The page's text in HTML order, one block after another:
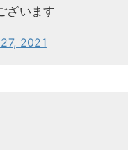
ざいます
2021